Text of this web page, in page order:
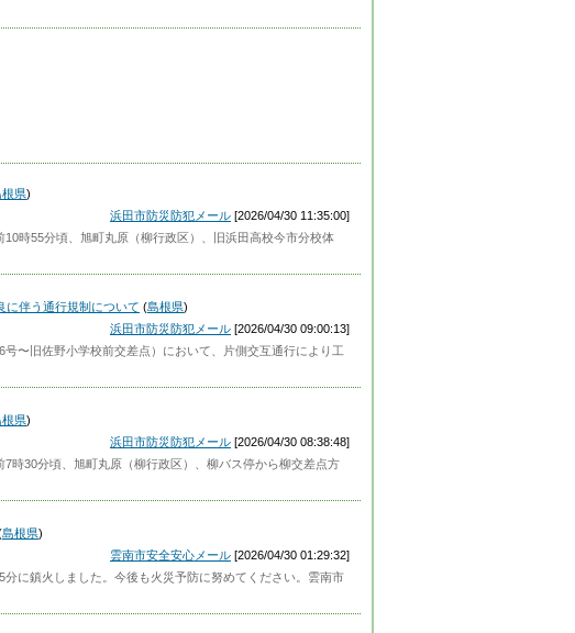
根県)
浜田市防災防犯メール [2026/04/30 11:35:00]
時55分頃、旭町丸原（柳行政区）、旧浜田高校今市分校体
に伴う通行規制について (島根県)
浜田市防災防犯メール [2026/04/30 09:00:13]
〜旧佐野小学校前交差点）において、片側交互通行により工
根県)
浜田市防災防犯メール [2026/04/30 08:38:48]
時30分頃、旭町丸原（柳行政区）、柳バス停から柳交差点方
島根県)
雲南市安全安心メール [2026/04/30 01:29:32]
に鎮火しました。今後も火災予防に努めてください。雲南市